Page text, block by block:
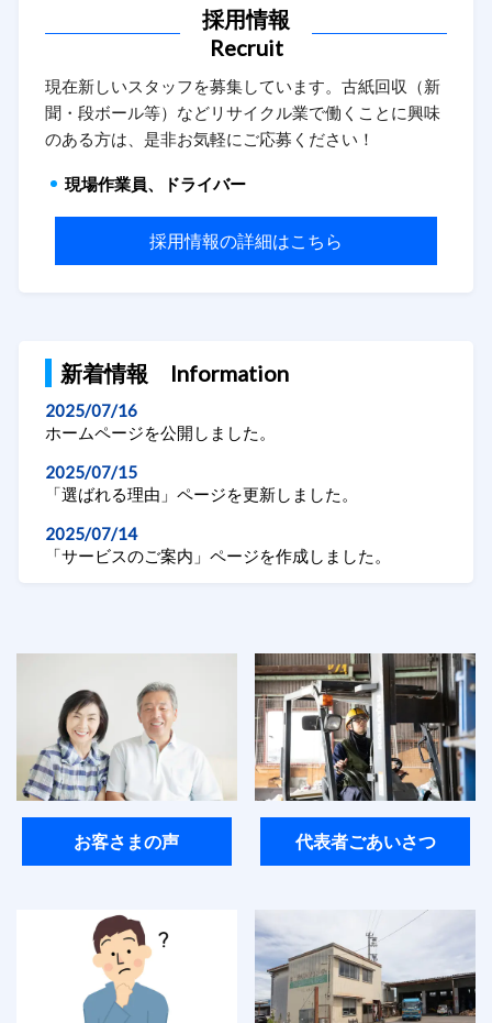
採用情報
Recruit
現在新しいスタッフを募集しています。古紙回収（新
聞・段ボール等）などリサイクル業で働くことに興味
のある方は、是非お気軽にご応募ください！
現場作業員、ドライバー
採用情報の詳細はこちら
新着情報 Information
2025/07/16
ホームページを公開しました。
2025/07/15
「選ばれる理由」ページを更新しました。
2025/07/14
「サービスのご案内」ページを作成しました。
お客さまの声 代表者ごあいさつ